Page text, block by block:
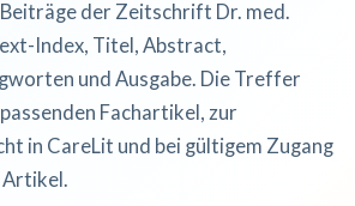
Beiträge der Zeitschrift Dr. med.
Index, Titel, Abstract,
und Ausgabe. Die Treffer
Fachartikel, zur
in CareLit und bei gültigem Zugang